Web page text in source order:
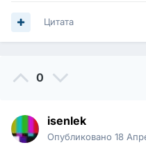
Цитата
0
isenlek
Опубликовано 18